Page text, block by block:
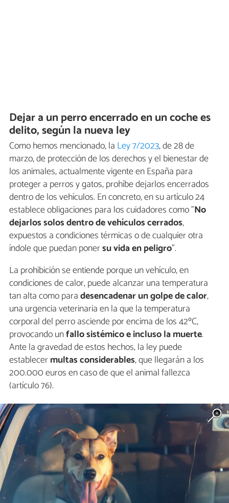
Dejar a un perro encerrado en un coche es
delito, según la nueva ley
Como hemos mencionado, la Ley 7/2023, de 28 de
marzo, de protección de los derechos y el bienestar de
los animales, actualmente vigente en España para
proteger a perros y gatos, prohíbe dejarlos encerrados
dentro de los vehículos. En concreto, en su artículo 24
establece obligaciones para los cuidadores como "No
dejarlos solos dentro de vehículos cerrados,
expuestos a condiciones térmicas o de cualquier otra
índole que puedan ponersu vida en peligro".
La prohibición se entiende porque un vehículo, en
condiciones de calor, puede alcanzar una temperatura
tan alta como paradesencadenar un golpe de calor,
una urgencia veterinaria en la que la temperatura
corporal del perro asciende por encima de los 42ºC,
provocando unfallo sistémico e incluso la muerte.
Ante la gravedad de estos hechos, la ley puede
establecermultas considerables, que llegarán a los
200.000 euros en caso de que el animal fallezca
(artículo 76).